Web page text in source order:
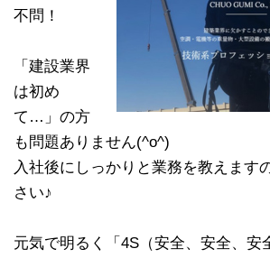
不問！
「建設業界
は初め
て…」の方
も問題ありません(^o^)
入社後にしっかりと業務を教えます
さい♪
元気で明るく「4S（安全、安全、安